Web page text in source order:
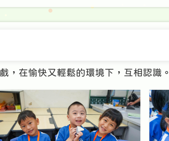
，在愉快又輕鬆的環境下，互相認識。